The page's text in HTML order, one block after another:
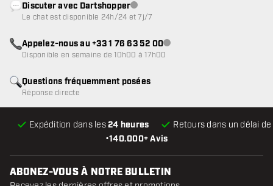
•140.000+ Avis
Expédition dans les24 heures Retours dans un délai de
Questions fréquemment posées
Réponse directe
Discuter avec DartshopperService client indisponible
Le chat est disponible 24h/24 et 7j/7
Appelez-nous au +33 1 76 63 52 00Service client indisponible
Disponible en semaine de 10h00 à 17h00
ABONEZ-VOUS À NOTRE BULLETIN